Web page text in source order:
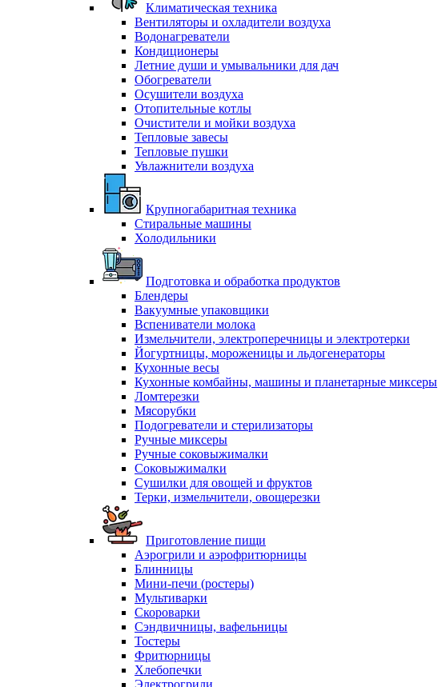
Климатическая техника
Вентиляторы и охладители воздуха
Водонагреватели
Кондиционеры
Летние души и умывальники для дач
Обогреватели
Осушители воздуха
Отопительные котлы
Очистители и мойки воздуха
Тепловые завесы
Тепловые пушки
Увлажнители воздуха
Крупногабаритная техника
Стиральные машины
Холодильники
Подготовка и обработка продуктов
Блендеры
Вакуумные упаковщики
Вспениватели молока
Измельчители, электроперечницы и электротерки
Йогуртницы, мороженицы и льдогенераторы
Кухонные весы
Кухонные комбайны, машины и планетарные миксеры
Ломтерезки
Мясорубки
Подогреватели и стерилизаторы
Ручные миксеры
Ручные соковыжималки
Соковыжималки
Сушилки для овощей и фруктов
Терки, измельчители, овощерезки
Приготовление пищи
Аэрогрили и аэрофритюрницы
Блинницы
Мини-печи (ростеры)
Мультиварки
Скороварки
Сэндвичницы, вафельницы
Тостеры
Фритюрницы
Хлебопечки
Электрогрили